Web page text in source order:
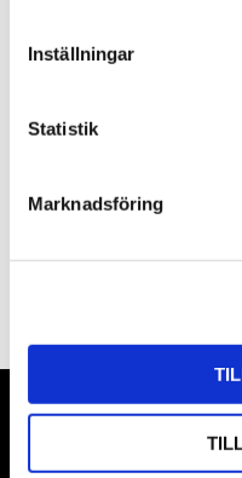
Inställningar
Statistik
Marknadsföring
Produktens betyg
Nyhetsbrev